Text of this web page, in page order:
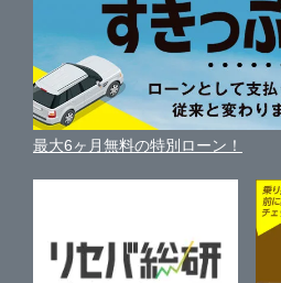
自動車ローンを調べる
ガリバーの自動車ローン
車買い替えの基礎知識
近くのお店で車を探す
便利な査定サービス
中古車買取相場（毎月更新）
車の個人売買ガイド
車の燃費を調べる
車種別クチコミ
車比較サイト
サイトの使用条件
利用規約
保険代理店業務に関する基本方針
古物営業法に基づく表示
最大6ヶ月無料の特別ローン！